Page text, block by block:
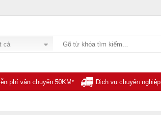
cả
phí vận chuyển 50KM* Dịch vụ chuyên nghiệp